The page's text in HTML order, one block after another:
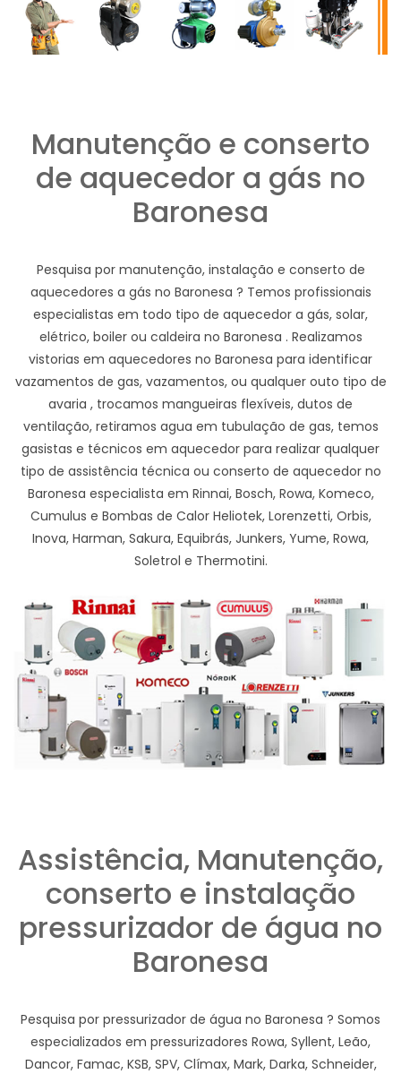
Manutenção e conserto
de aquecedor a gás no
Baronesa
Pesquisa por manutenção, instalação e conserto de
aquecedores a gás no Baronesa ? Temos profissionais
especialistas em todo tipo de aquecedor a gás, solar,
elétrico, boiler ou caldeira no Baronesa . Realizamos
vistorias em aquecedores no Baronesa para identificar
vazamentos de gas, vazamentos, ou qualquer outo tipo de
avaria , trocamos mangueiras flexíveis, dutos de
ventilação, retiramos agua em tubulação de gas, temos
gasistas e técnicos em aquecedor para realizar qualquer
tipo de assistência técnica ou conserto de aquecedor no
Baronesa especialista em Rinnai, Bosch, Rowa, Komeco,
Cumulus e Bombas de Calor Heliotek, Lorenzetti, Orbis,
Inova, Harman, Sakura, Equibrás, Junkers, Yume, Rowa,
Soletrol e Thermotini.
Assistência, Manutenção,
conserto e instalação
pressurizador de água no
Baronesa
Pesquisa por pressurizador de água no Baronesa ? Somos
especializados em pressurizadores Rowa, Syllent, Leão,
Dancor, Famac, KSB, SPV, Clímax, Mark, Darka, Schneider,